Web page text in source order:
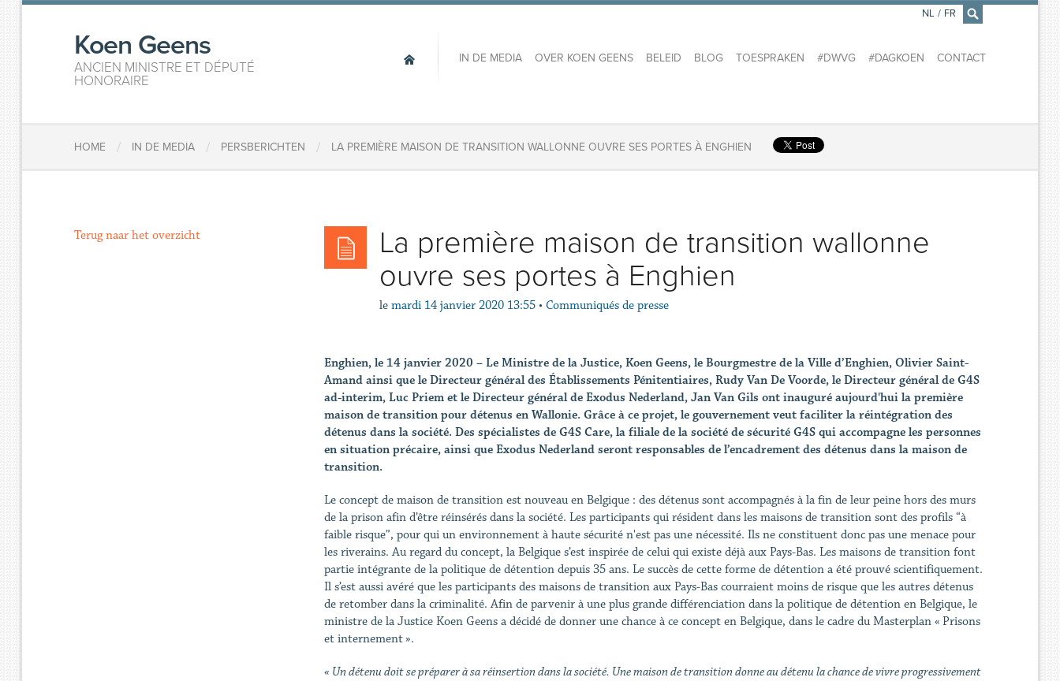
×
Koen Geens
ANCIEN MINISTRE ET DÉPUTÉ
HONORAIRE
IN DE MEDIA OVER KOEN GEENS BELEID BLOG TOESPRAKEN #DWVG #DAGKOEN CONTACT
NL / FR
HOME / IN DE MEDIA / PERSBERICHTEN / LA PREMIÈRE MAISON DE TRANSITION WALLONNE OUVRE SES PORTES À ENGHIEN
La première maison de transition wallonne
ouvre ses portes à Enghien
le mardi 14 janvier 2020 13:55 • Communiqués de presse
Enghien, le 14 janvier 2020 – Le Ministre de la Justice, Koen Geens, le Bourgmestre de la Ville d’Enghien, Olivier Saint-
Amand ainsi que le Directeur général des Établissements Pénitentiaires, Rudy Van De Voorde, le Directeur général de G4S
ad-interim, Luc Priem et le Directeur général de Exodus Nederland, Jan Van Gils ont inauguré aujourd'hui la première
maison de transition pour détenus en Wallonie. Grâce à ce projet, le gouvernement veut faciliter la réintégration des
détenus dans la société. Des spécialistes de G4S Care, la filiale de la société de sécurité G4S qui accompagne les personnes
en situation précaire, ainsi que Exodus Nederland seront responsables de l’encadrement des détenus dans la maison de
transition.
Le concept de maison de transition est nouveau en Belgique : des détenus sont accompagnés à la fin de leur peine hors des murs
de la prison afin d’être réinsérés dans la société. Les participants qui résident dans les maisons de transition sont des profils “à
faible risque”, pour qui un environnement à haute sécurité n'est pas une nécessité. Ils ne constituent donc pas une menace pour
les riverains. Au regard du concept, la Belgique s’est inspirée de celui qui existe déjà aux Pays-Bas. Les maisons de transition font
partie intégrante de la politique de détention depuis 35 ans. Le succès de cette forme de détention a été prouvé scientifiquement.
Il s’est aussi avéré que les participants des maisons de transition aux Pays-Bas courraient moins de risque que les autres détenus
de retomber dans la criminalité. Afin de parvenir à une plus grande différenciation dans la politique de détention en Belgique, le
ministre de la Justice Koen Geens a décidé de donner une chance à ce concept en Belgique, dans le cadre du Masterplan « Prisons
et internement ».
« Un détenu doit se préparer à sa réinsertion dans la société. Une maison de transition donne au détenu la chance de vivre progressivement
Terug naar het overzicht